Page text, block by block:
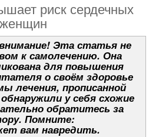
риск сердечных
Эта статья не
к самолечению. Она
для повышения
о своём здоровье
лечения, прописанной
у себя схожие
обратитесь за
Помните:
вам навредить.